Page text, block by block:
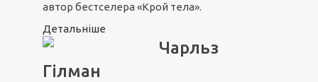
автор бестселера «Крой тела».
Детальніше
Чарльз
Гілман